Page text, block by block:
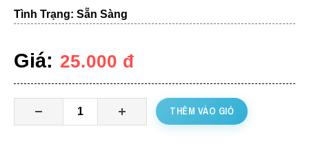
Tình Trạng: Sẵn Sàng
Giá: 25.000 đ
THÊM VÀO GIỎ